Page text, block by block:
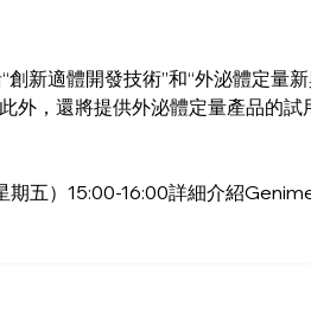
新適體開發技術”和“外泌體定量
，還將提供外泌體定量產品的
五）15:00-16:00詳細介紹